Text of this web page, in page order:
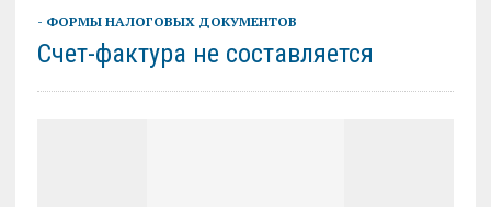
- ФОРМЫ НАЛОГОВЫХ ДОКУМЕНТОВ
Счет-фактура не составляется